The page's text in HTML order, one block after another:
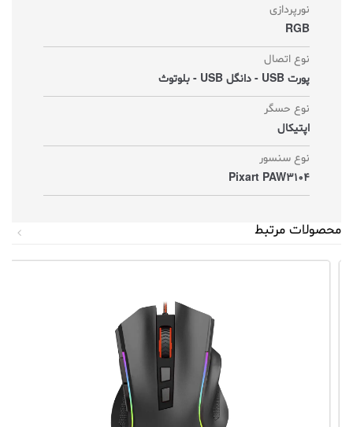
نورپردازی
RGB
نوع اتصال
پورت USB - دانگل USB - بلوتوث
نوع حسگر
اپتیکال
نوع سنسور
Pixart PAW3104
محصولات مرتبط